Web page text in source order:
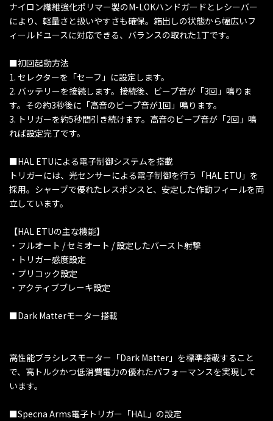
ナイロン繊維強化ポリマー製のM-LOKハンドガードとレシーバー
により、軽量さと扱いやすさも確保。箱出しの状態から幅広いフ
ィールドユースに対応できる、バランスの取れた1丁です。
■初回起動方法
1. セレクターを「セーフ」に設定します。
2. バッテリーを接続します。接続後、ビープ音が「3回」鳴りま
す。その約3秒後に「高音のビープ音が1回」鳴ります。
3. トリガーを約5秒間引き続けます。高音のビープ音が「2回」鳴
れば設定完了です。
■HAL ETUによる電子制御システムを搭載
トリガーには、光センサーによる電子制御を行う「HAL ETU」を
採用。シャープで優れたレスポンスと、安定した作動フィールを両
立しています。
【HAL ETUの主な機能】
・フルオート / セミオート / 設定したバースト射撃
・トリガー感度設定
・プリコック設定
・アクティブブレーキ設定
■Dark Matterモーター搭載
高性能ブラシレスモーター「Dark Matter」を標準搭載すること
で、高トルクかつ低消費電力の優れたパフォーマンスを実現して
います。
■Specna Arms電子トリガー「HAL」の設定